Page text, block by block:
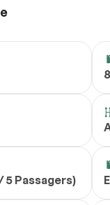
Passagers)